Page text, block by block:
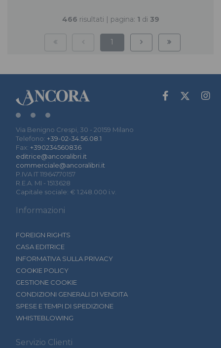
466 risultati | pagina: 1 di 39
1
Via Benigno Crespi, 30 - 20159 Milano
Telefono: +39-02-34.56.08.1
Fax: +390234560836
editrice@ancoralibri.it
commerciale@ancoralibri.it
P.IVA IT 11964770157
R.E.A. MI - 1513628
Capitale sociale: € 1.248.000 i.v.
Informazioni
FOREIGN RIGHTS
CASA EDITRICE
INFORMATIVA SULLA PRIVACY
COOKIE POLICY
GESTIONE COOKIE
CONDIZIONI GENERALI DI VENDITA
SPESE E TEMPI DI SPEDIZIONE
WHISTEBLOWING
Servizio Clienti